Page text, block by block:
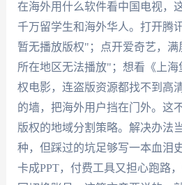
在海外用什么软件看中国电视，
千万留学生和海外华人。打开腾
暂无播放版权"；点开爱奇艺，
所在地区无法播放"；想看《上
权电影，连盗版资源都找不到高
的墙，把海外用户挡在门外。这
版权的地域分割策略。解决办法
种，但踩过的坑足够写一本血泪
卡成PPT，付费工具又担心跑路